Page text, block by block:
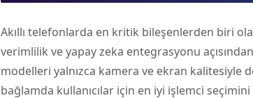
Akıllı telefonlarda en kritik bileşenlerden biri
verimlilik ve yapay zeka entegrasyonu
modelleri yalnızca kamera ve ekran kalitesiyle
bağlamda kullanıcılar için en iyi işlemci